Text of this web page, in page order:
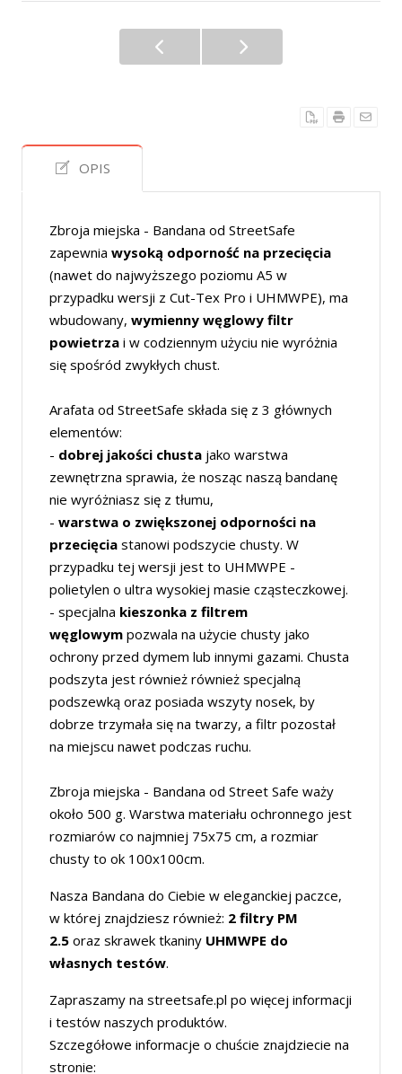
OPIS
Zbroja miejska - Bandana od StreetSafe
zapewnia wysoką odporność na przecięcia
(nawet do najwyższego poziomu A5 w
przypadku wersji z Cut-Tex Pro i UHMWPE), ma
wbudowany, wymienny węglowy filtr
powietrza i w codziennym użyciu nie wyróżnia
się spośród zwykłych chust.
Arafata od StreetSafe składa się z 3 głównych
elementów:
- dobrej jakości chusta jako warstwa
zewnętrzna sprawia, że nosząc naszą bandanę
nie wyróżniasz się z tłumu,
- warstwa o zwiększonej odporności na
przecięcia stanowi podszycie chusty. W
przypadku tej wersji jest to UHMWPE -
polietylen o ultra wysokiej masie cząsteczkowej.
- specjalna kieszonka z filtrem
węglowym pozwala na użycie chusty jako
ochrony przed dymem lub innymi gazami. Chusta
podszyta jest również również specjalną
podszewką oraz posiada wszyty nosek, by
dobrze trzymała się na twarzy, a filtr pozostał
na miejscu nawet podczas ruchu.
Zbroja miejska - Bandana od Street Safe waży
około 500 g. Warstwa materiału ochronnego jest
rozmiarów co najmniej 75x75 cm, a rozmiar
chusty to ok 100x100cm.
Nasza Bandana do Ciebie w eleganckiej paczce,
w której znajdziesz również: 2 filtry PM
2.5 oraz skrawek tkaniny UHMWPE do
własnych testów.
Zapraszamy na streetsafe.pl po więcej informacji
i testów naszych produktów.
Szczegółowe informacje o chuście znajdziecie na
stronie: